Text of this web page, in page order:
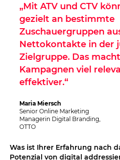
Maria Miersch
Senior Online Marketing
Managerin Digital Branding,
OTTO
„Mit ATV und CTV
gezielt an bestimmte
Zuschauergruppen
Nettokontakte in der
Zielgruppe. Das
Kampagnen viel
effektiver.“
Was ist Ihrer Erfahrung nach
Potenzial von digital